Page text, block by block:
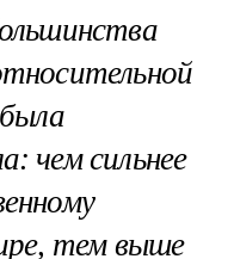
чем сильнее
тем выше